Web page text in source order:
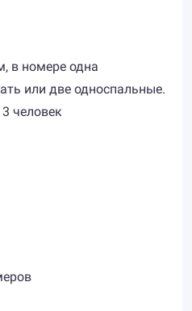
в номере одна
или две односпальные.
человек